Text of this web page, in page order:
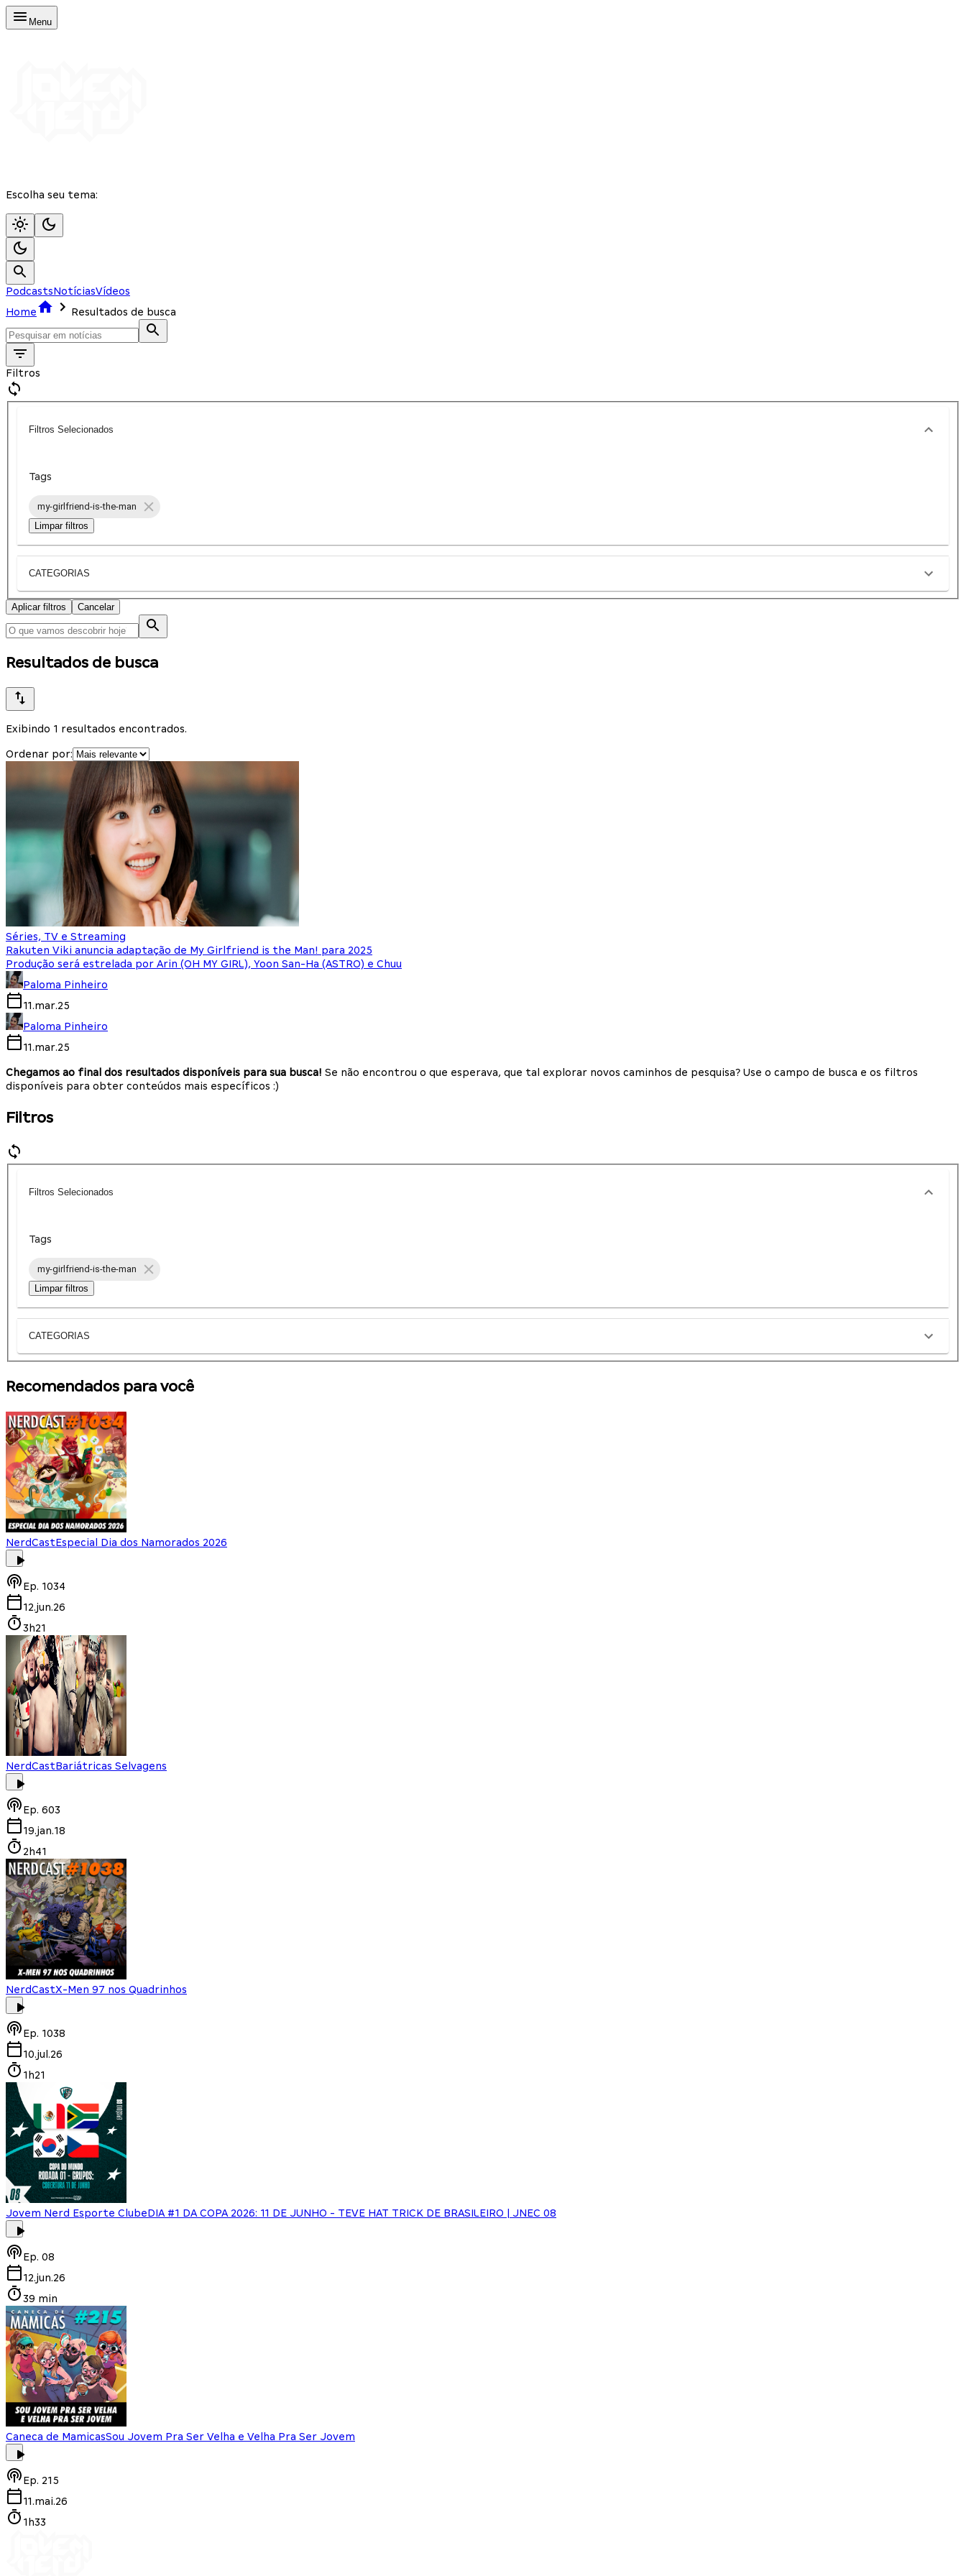
Menu
Escolha seu tema:
PodcastsNotíciasVídeos
Home
Resultados de busca
Filtros
Filtros Selecionados
Tags
my-girlfriend-is-the-man
Limpar filtros
CATEGORIAS
Aplicar filtros Cancelar
Resultados de busca
Exibindo 1 resultados encontrados.
Ordenar por:
Séries, TV e Streaming
Rakuten Viki anuncia adaptação de My Girlfriend is the Man! para 2025
Produção será estrelada por Arin (OH MY GIRL), Yoon San-Ha (ASTRO) e Chuu
Paloma Pinheiro
11.mar.25
Paloma Pinheiro
11.mar.25
Chegamos ao final dos resultados disponíveis para sua busca! Se não encontrou o que esperava, que tal explorar novos caminhos de pesquisa? Use o campo de busca e os filtros
disponíveis para obter conteúdos mais específicos :)
Filtros
Filtros Selecionados
Tags
my-girlfriend-is-the-man
Limpar filtros
CATEGORIAS
Recomendados para você
NerdCastEspecial Dia dos Namorados 2026
Ep. 1034
12.jun.26
3h21
NerdCastBariátricas Selvagens
Ep. 603
19.jan.18
2h41
NerdCastX-Men 97 nos Quadrinhos
Ep. 1038
10.jul.26
1h21
Jovem Nerd Esporte ClubeDIA #1 DA COPA 2026: 11 DE JUNHO - TEVE HAT TRICK DE BRASILEIRO | JNEC 08
Ep. 08
12.jun.26
39 min
Caneca de MamicasSou Jovem Pra Ser Velha e Velha Pra Ser Jovem
Ep. 215
11.mai.26
1h33